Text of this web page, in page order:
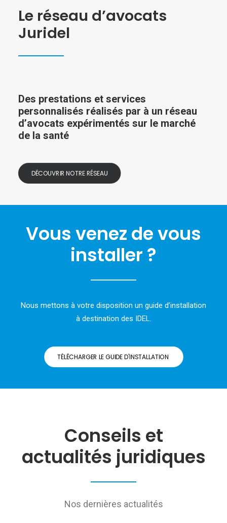
Le réseau d’avocats
Juridel
Des prestations et services
personnalisés réalisés par à un réseau
d’avocats expérimentés sur le marché
de la santé
DÉCOUVRIR NOTRE RÉSEAU
Vous venez de vous
installer ?
Nous mettons à votre disposition un guide d’installation
à destination des IDEL.
TÉLÉCHARGER LE GUIDE D'INSTALLATION
Conseils et
actualités juridiques
Nos dernières actualités